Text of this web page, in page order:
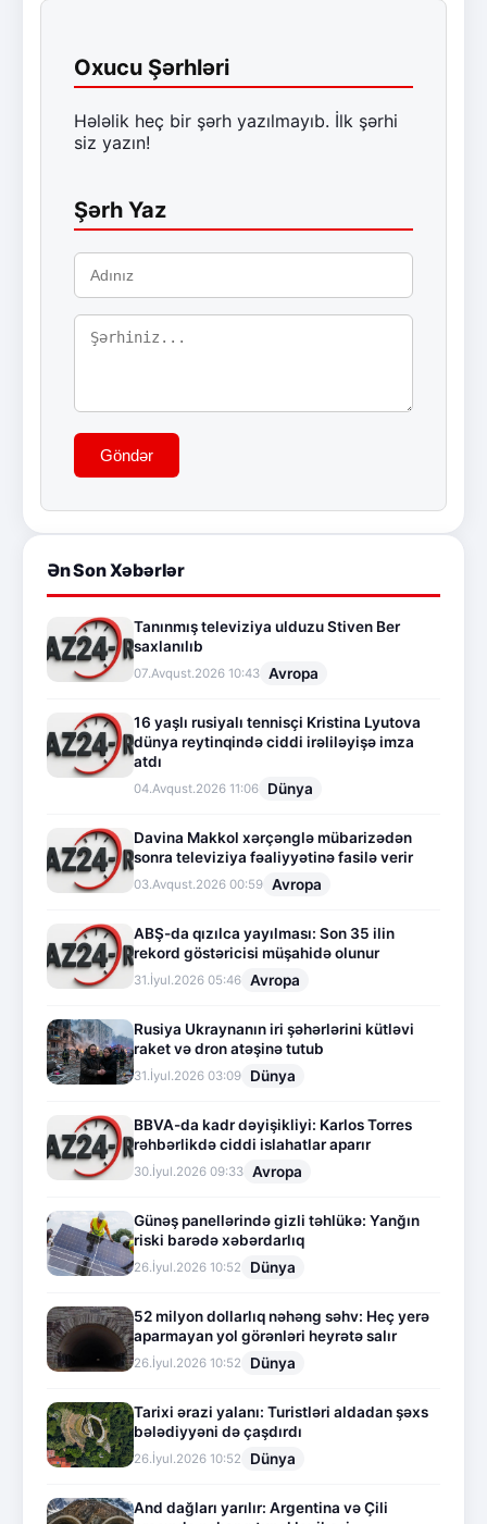
Oxucu Şərhləri
Hələlik heç bir şərh yazılmayıb. İlk şərhi
siz yazın!
Şərh Yaz
Göndər
Ən Son Xəbərlər
Tanınmış televiziya ulduzu Stiven Ber
saxlanılıb
07.Avqust.2026 10:43 Avropa
16 yaşlı rusiyalı tennisçi Kristina Lyutova
dünya reytinqində ciddi irəliləyişə imza
atdı
04.Avqust.2026 11:06 Dünya
Davina Makkol xərçənglə mübarizədən
sonra televiziya fəaliyyətinə fasilə verir
03.Avqust.2026 00:59 Avropa
ABŞ-da qızılca yayılması: Son 35 ilin
rekord göstəricisi müşahidə olunur
31.İyul.2026 05:46 Avropa
Rusiya Ukraynanın iri şəhərlərini kütləvi
raket və dron atəşinə tutub
31.İyul.2026 03:09 Dünya
BBVA-da kadr dəyişikliyi: Karlos Torres
rəhbərlikdə ciddi islahatlar aparır
30.İyul.2026 09:33 Avropa
Günəş panellərində gizli təhlükə: Yanğın
riski barədə xəbərdarlıq
26.İyul.2026 10:52 Dünya
52 milyon dollarlıq nəhəng səhv: Heç yerə
aparmayan yol görənləri heyrətə salır
26.İyul.2026 10:52 Dünya
Tarixi ərazi yalanı: Turistləri aldadan şəxs
bələdiyyəni də çaşdırdı
26.İyul.2026 10:52 Dünya
And dağları yarılır: Argentina və Çili